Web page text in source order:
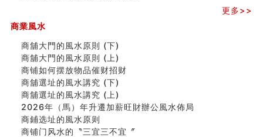
中國改革開放總設計師鄧小平命造 (名人八字淺析八）
测字（实例解释）
精选1000个五行属火的字
玄空本义(七)
刘燮鈞讲人相 手纹与命运(二)
商铺如何摆放物品催财招财
极其旺夫的女人面相
家居常見風水形煞及化解方法 (二)
居家風水懶人包！房子煞氣怎麼看？風水禁忌有哪些？有
這樣風水的房子別�
更多>>
商業風水
商舖大門的風水原則 (下)
商舖大門的風水原則 (上)
商铺如何摆放物品催财招财
商舖選址的風水講究 (下)
商舖選址的風水講究 (上)
2026年（馬）年升遷加薪旺財辦公風水佈局
商鋪选址的風水原则
商铺门风水的〝三宜三不宜〞